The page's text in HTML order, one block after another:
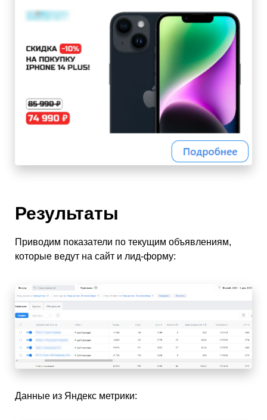
Результаты
Приводим показатели по текущим объявлениям,
которые ведут на сайт и лид-форму:
Данные из Яндекс метрики: